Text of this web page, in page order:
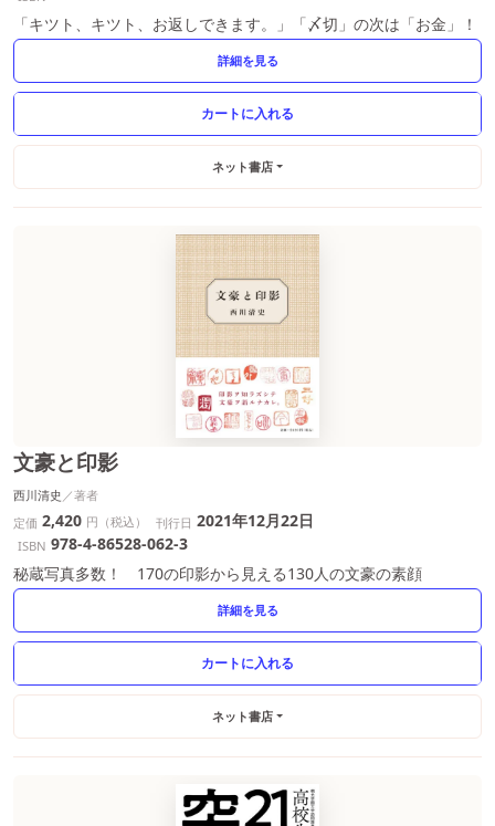
「キツト、キツト、お返しできます。」「〆切」の次は「お金」！
詳細を見る
ネット書店
文豪と印影
西川清史
定価 2,420 円（税込） 刊行日 2021年12月22日
ISBN 978-4-86528-062-3
秘蔵写真多数！ 170の印影から見える130人の文豪の素顔
詳細を見る
ネット書店